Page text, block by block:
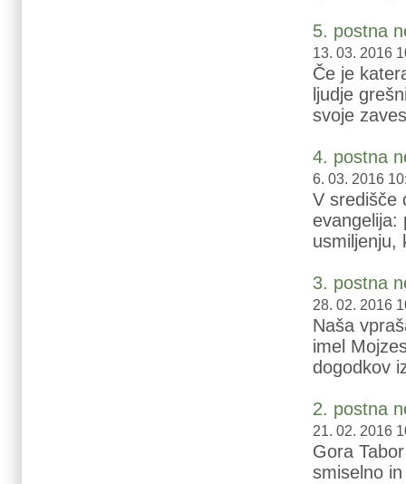
5. postna
13. 03. 2016
Če je
ljudje
svoje
4. postna
6. 03. 2016
V središče
evangelija:
usmiljenju,
3. postna
28. 02. 2016
Naša
imel
dogodkov
2. postna
21. 02. 2016
Gora
smiselno